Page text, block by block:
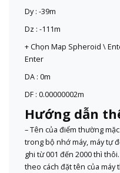
Dy : -39m
Dz : -111m
+ Chọn Map Spheroid \
Enter
DA : 0m
DF : 0.00000002m
Hướng dẫn
– Tên của điểm thường
trong bộ nhớ máy, máy tự
ghi từ 001 đến 2000 thì
theo cách đặt tên của máy